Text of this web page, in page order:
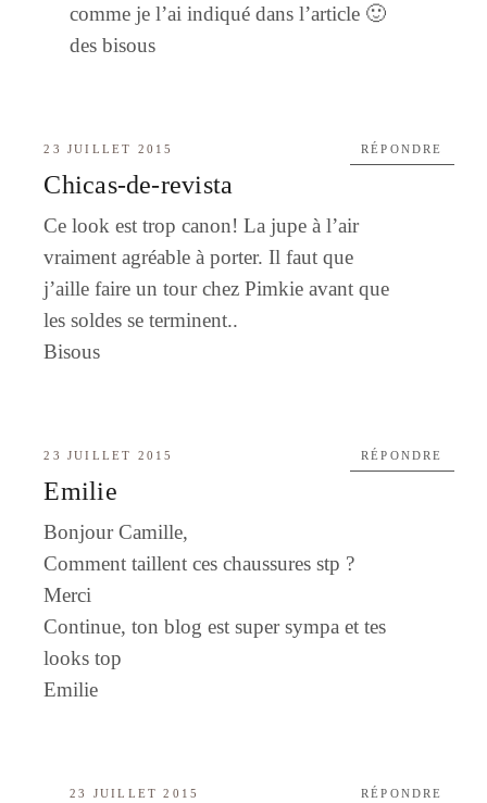
comme je l’ai indiqué dans l’article 🙂
des bisous
23 JUILLET 2015
Chicas-de-revista
Ce look est trop canon! La jupe à l’air
vraiment agréable à porter. Il faut que
j’aille faire un tour chez Pimkie avant que
les soldes se terminent..
Bisous
RÉPONDRE
23 JUILLET 2015
Emilie
Bonjour Camille,
Comment taillent ces chaussures stp ?
Merci
Continue, ton blog est super sympa et tes
looks top
Emilie
RÉPONDRE
23 JUILLET 2015 RÉPONDRE